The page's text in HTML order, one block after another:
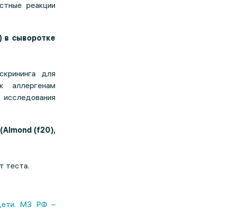
реакции
в сыворотке
для
аллергенам
(f20),
теста.
дети. МЗ РФ –